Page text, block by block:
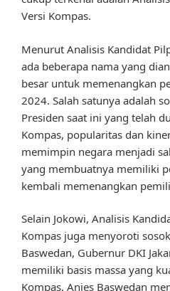
Versi Kompas.
Menurut Analisis Kandidat
ada beberapa nama yang
besar untuk memenangkan
2024. Salah satunya adalah
Presiden saat ini yang telah
Kompas, popularitas dan
memimpin negara menjadi
yang membuatnya memiliki
kembali memenangkan
Selain Jokowi, Analisis
Kompas juga menyoroti
Baswedan, Gubernur DKI
memiliki basis massa yang
Kompas, Anies Baswedan